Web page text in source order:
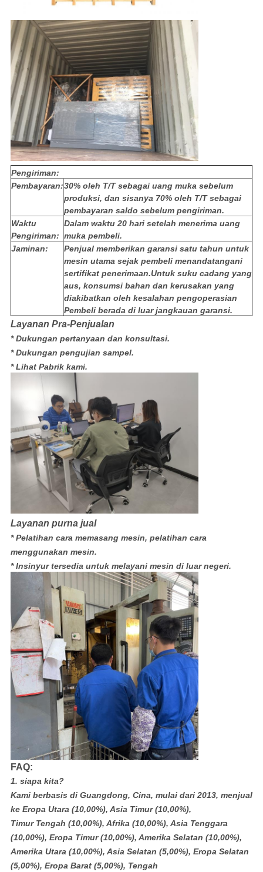
Pengiriman:
Pembayaran:30% oleh T/T sebagai uang muka sebelum
produksi, dan sisanya 70% oleh T/T sebagai
pembayaran saldo sebelum pengiriman.
Waktu
Pengiriman:
Dalam waktu 20 hari setelah menerima uang
muka pembeli.
Jaminan:
Penjual memberikan garansi satu tahun untuk
mesin utama sejak pembeli menandatangani
sertifikat penerimaan.Untuk suku cadang yang
aus, konsumsi bahan dan kerusakan yang
diakibatkan oleh kesalahan pengoperasian
Pembeli berada di luar jangkauan garansi.
Layanan Pra-Penjualan
* Dukungan pertanyaan dan konsultasi.
* Dukungan pengujian sampel.
* Lihat Pabrik kami.
Layanan purna jual
* Pelatihan cara memasang mesin, pelatihan cara
menggunakan mesin.
* Insinyur tersedia untuk melayani mesin di luar negeri.
FAQ:
1. siapa kita?
Kami berbasis di Guangdong, Cina, mulai dari 2013, menjual
ke Eropa Utara (10,00%), Asia Timur (10,00%),
Timur Tengah (10,00%), Afrika (10,00%), Asia Tenggara
(10,00%), Eropa Timur (10,00%), Amerika Selatan (10,00%),
Amerika Utara (10,00%), Asia Selatan (5,00%), Eropa Selatan
(5,00%), Eropa Barat (5,00%), Tengah